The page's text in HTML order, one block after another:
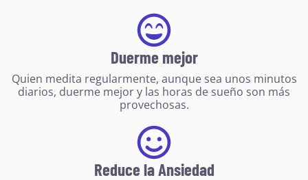
Duerme mejor
Quien medita regularmente, aunque sea unos minutos
diarios, duerme mejor y las horas de sueño son más
provechosas.
Reduce la Ansiedad